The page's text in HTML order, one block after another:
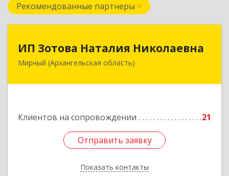
Рекомендованные партнеры
ИП Зотова Наталия Николаевна
Мирный (Архангельская область)
Клиентов на сопровождении 21
Отправить заявку
Показать контакты
164170, г.Мирный, Архангельской обл.,
Отправить заявку
Назад